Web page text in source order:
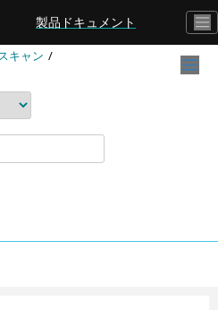
製品ドキュメント
キャン